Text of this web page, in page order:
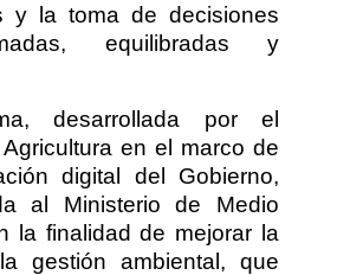
y la toma de decisiones
equilibradas y
desarrollada por el
en el marco de
digital del Gobierno,
al Ministerio de Medio
la finalidad de mejorar la
gestión ambiental, que